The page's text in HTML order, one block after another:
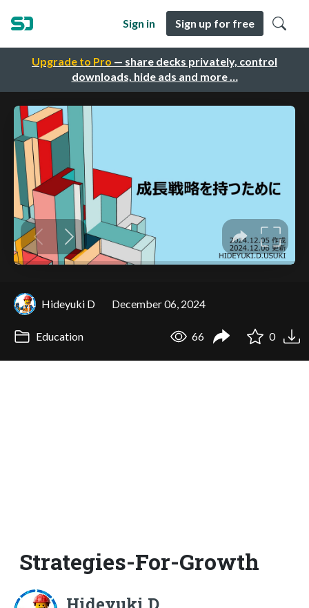
Upgrade to Pro — share decks privately, control
downloads, hide ads and more …
Sign in Sign up for free
Hideyuki D December 06, 2024
Education 66 0
Strategies-For-Growth